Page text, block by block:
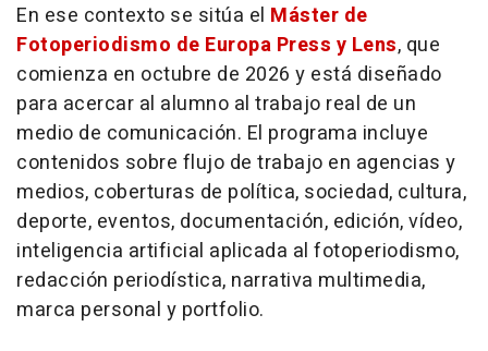
En ese contexto se sitúa el Máster de
Fotoperiodismo de Europa Press y Lens, que
comienza en octubre de 2026 y está diseñado
para acercar al alumno al trabajo real de un
medio de comunicación. El programa incluye
contenidos sobre flujo de trabajo en agencias y
medios, coberturas de política, sociedad, cultura,
deporte, eventos, documentación, edición, vídeo,
inteligencia artificial aplicada al fotoperiodismo,
redacción periodística, narrativa multimedia,
marca personal y portfolio.